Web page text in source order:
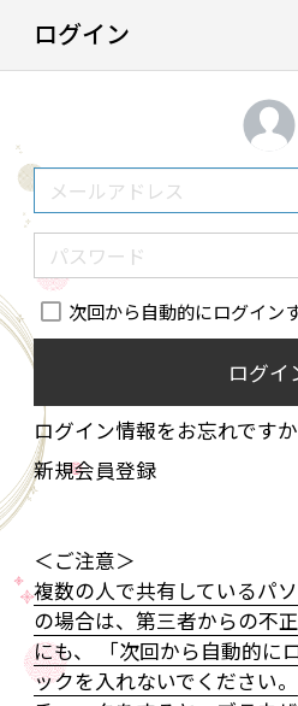
ログイン
次回から自動的にログイン
ログイ
ログイン情報をお忘れです
新規会員登録
＜ご注意＞
複数の人で共有しているパ
の場合は、第三者からの不
にも、 「次回から自動的に
ックを入れないでください。